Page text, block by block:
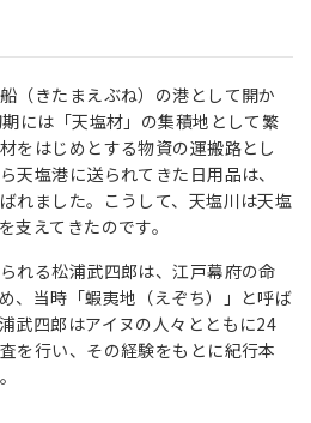
（きたまえぶね）の港として開か
には「天塩材」の集積地として繁
をはじめとする物資の運搬路とし
天塩港に送られてきた日用品は、
れました。こうして、天塩川は天塩
支えてきたのです。
れる松浦武四郎は、江戸幕府の命
、当時「蝦夷地（えぞち）」と呼ば
武四郎はアイヌの人々とともに24
を行い、その経験をもとに紀行本